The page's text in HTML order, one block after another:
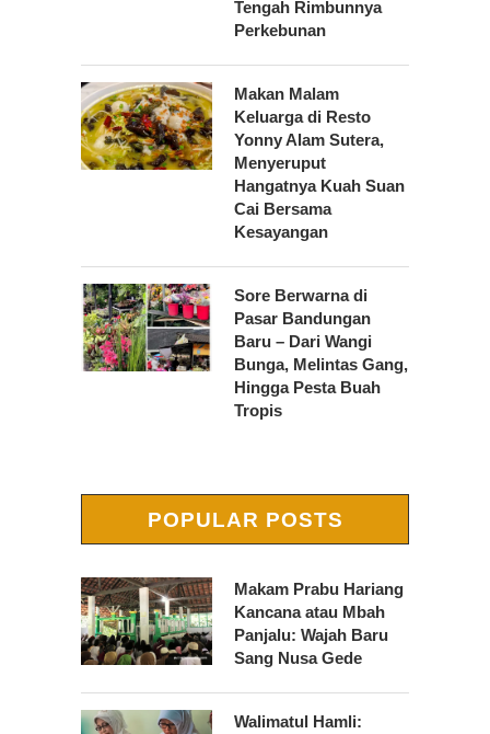
Tengah Rimbunnya
Perkebunan
Makan Malam
Keluarga di Resto
Yonny Alam Sutera,
Menyeruput
Hangatnya Kuah Suan
Cai Bersama
Kesayangan
Sore Berwarna di
Pasar Bandungan
Baru – Dari Wangi
Bunga, Melintas Gang,
Hingga Pesta Buah
Tropis
POPULAR POSTS
Makam Prabu Hariang
Kancana atau Mbah
Panjalu: Wajah Baru
Sang Nusa Gede
Walimatul Hamli: